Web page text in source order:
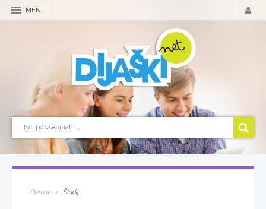
MENI
Domov Študij